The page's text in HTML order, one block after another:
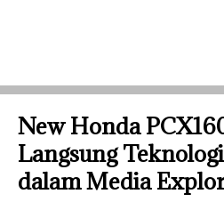
New Honda
Langsung
dalam Media